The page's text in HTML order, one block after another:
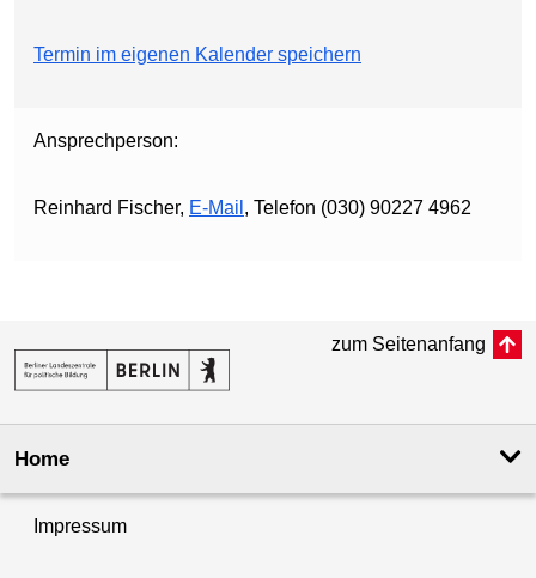
Termin im eigenen Kalender speichern
Ansprechperson:
Reinhard Fischer, E-Mail , Telefon (030) 90227 4962
zum Seitenanfang
Home
Impressum